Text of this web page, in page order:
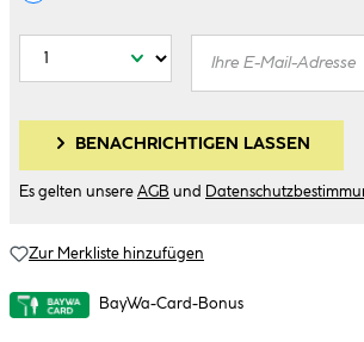
BENACHRICHTIGEN LASSEN
Es gelten unsere AGB und
Zur Merkliste hinzufügen
BayWa-Card-Bonus